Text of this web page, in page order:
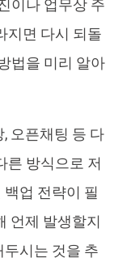
이나 업무상 주
지면 다시 되돌
법을 미리 알아
오픈채팅 등 다
른 방식으로 저
업 전략이 필
언제 발생할지
시는 것을 추